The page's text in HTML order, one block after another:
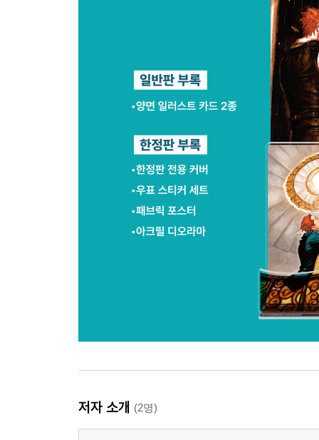
저자 소개 (2명)